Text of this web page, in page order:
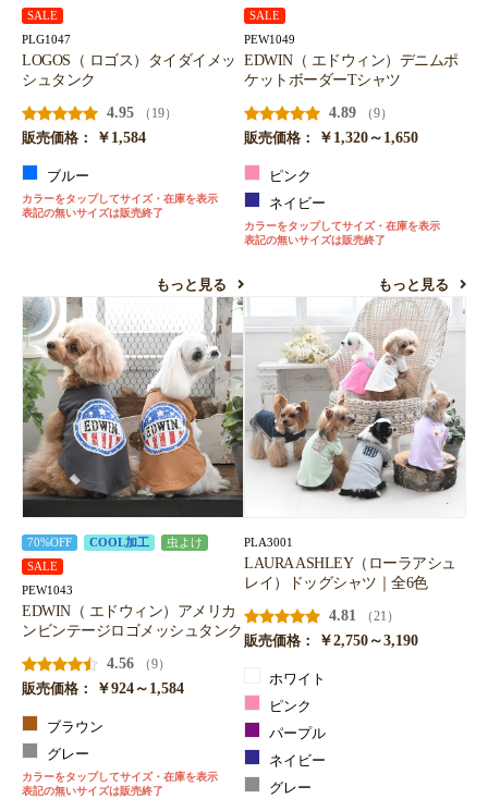
SALE
PLG1047
LOGOS（ ロゴス）タイダイメッ
シュタンク
4.95
（19）
販売価格：
￥1,584
ブルー
カラーをタップしてサイズ・在庫を表示
表記の無いサイズは販売終了
もっと見る
SALE
PEW1049
EDWIN（ エドウィン）デニムポ
ケットボーダーTシャツ
4.89
（9）
販売価格：
￥1,320～1,650
ピンク
ネイビー
カラーをタップしてサイズ・在庫を表示
表記の無いサイズは販売終了
もっと見る
70%OFF COOL加工
虫よけ
SALE
PEW1043
EDWIN（ エドウィン）アメリカ
ンビンテージロゴメッシュタンク
4.56
（9）
販売価格：
￥924～1,584
ブラウン
グレー
カラーをタップしてサイズ・在庫を表示
表記の無いサイズは販売終了
PLA3001
LAURA ASHLEY（ローラアシュ
レイ）ドッグシャツ｜全6色
4.81
（21）
販売価格：
￥2,750～3,190
ホワイト
ピンク
パープル
ネイビー
グレー